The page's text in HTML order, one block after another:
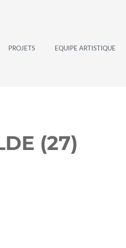
PROJETS EQUIPE ARTISTIQUE
(27)